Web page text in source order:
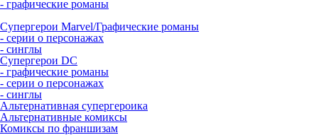
- графические романы
Супергерои Marvel/Графические романы
- серии о персонажах
- синглы
Супергерои DC
- графические романы
- серии о персонажах
- синглы
Альтернативная супергероика
Альтернативные комиксы
Комиксы по франшизам